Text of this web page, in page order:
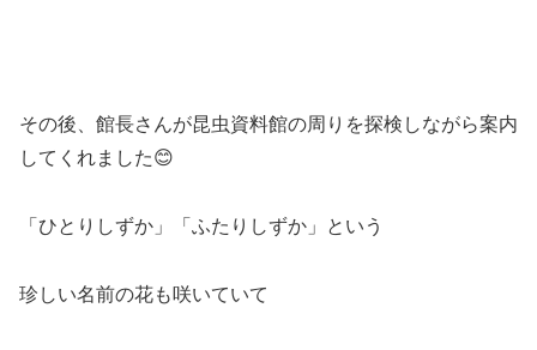
その後、館長さんが昆虫資料館の周りを探検しながら案内
してくれました😊
「ひとりしずか」「ふたりしずか」という
珍しい名前の花も咲いていて